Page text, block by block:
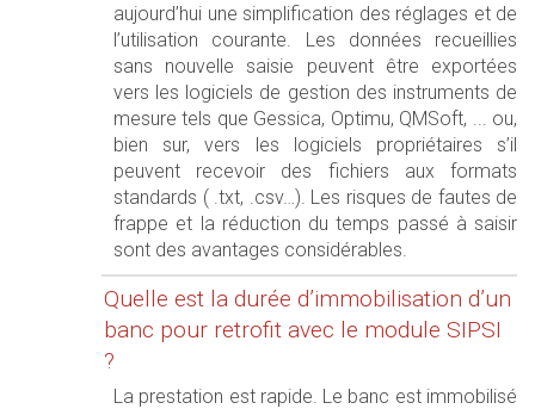
aujourd’hui une simplification des réglages et de
l’utilisation courante. Les données recueillies
sans nouvelle saisie peuvent être exportées
vers les logiciels de gestion des instruments de
mesure tels que Gessica, Optimu, QMSoft, ... ou,
bien sur, vers les logiciels propriétaires s’il
peuvent recevoir des fichiers aux formats
standards ( .txt, .csv…). Les risques de fautes de
frappe et la réduction du temps passé à saisir
sont des avantages considérables.
Quelle est la durée d’immobilisation d’un
banc pour retrofit avec le module SIPSI
?
La prestation est rapide. Le banc est immobilisé